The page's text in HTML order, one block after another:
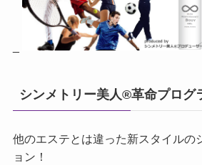
シンメトリー美人®革命プログ
他のエステとは違った新スタイルの
ョン！